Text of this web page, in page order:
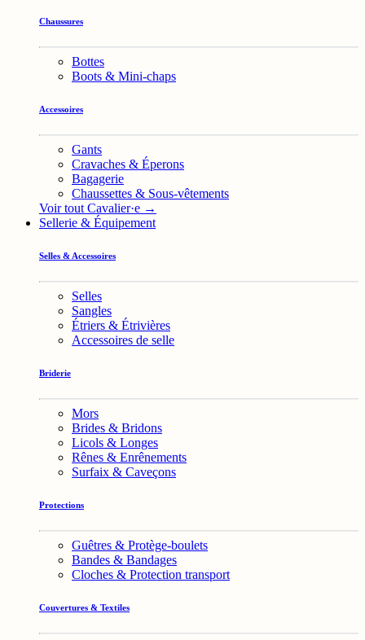
Chaussures
Bottes
Boots & Mini-chaps
Accessoires
Gants
Cravaches & Éperons
Bagagerie
Chaussettes & Sous-vêtements
Voir tout Cavalier·e →
Sellerie & Équipement
Selles & Accessoires
Selles
Sangles
Étriers & Étrivières
Accessoires de selle
Briderie
Mors
Brides & Bridons
Licols & Longes
Rênes & Enrênements
Surfaix & Caveçons
Protections
Guêtres & Protège-boulets
Bandes & Bandages
Cloches & Protection transport
Couvertures & Textiles